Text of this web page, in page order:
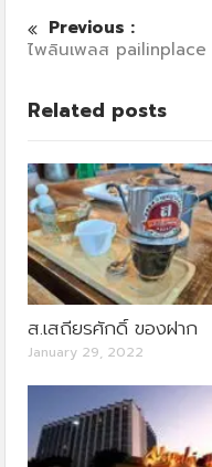
Previous :
ไพลินเพลส pailinplace
Related posts
ส.เสถียรศักดิ์ ของฝาก
January 29, 2022